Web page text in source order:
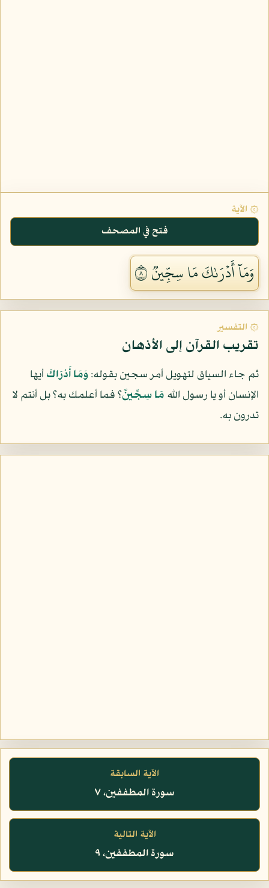
۞ الآية
فتح في المصحف
وَمَآ أَدۡرَىٰكَ مَا سِجِّينٞ ٨
۞ التفسير
تقريب القرآن إلى الأذهان
ثم جاء السياق لتهويل أمر سجين بقوله:وَمَا أَدْرَاكَأيها
الإنسان أو يا رسول الله مَا سِجِّينٌ؟ فما أعلمك به؟ بل أنتم لا
تدرون به.
الآية السابقة
سورة المطففين، ٧
الآية التالية
سورة المطففين، ٩